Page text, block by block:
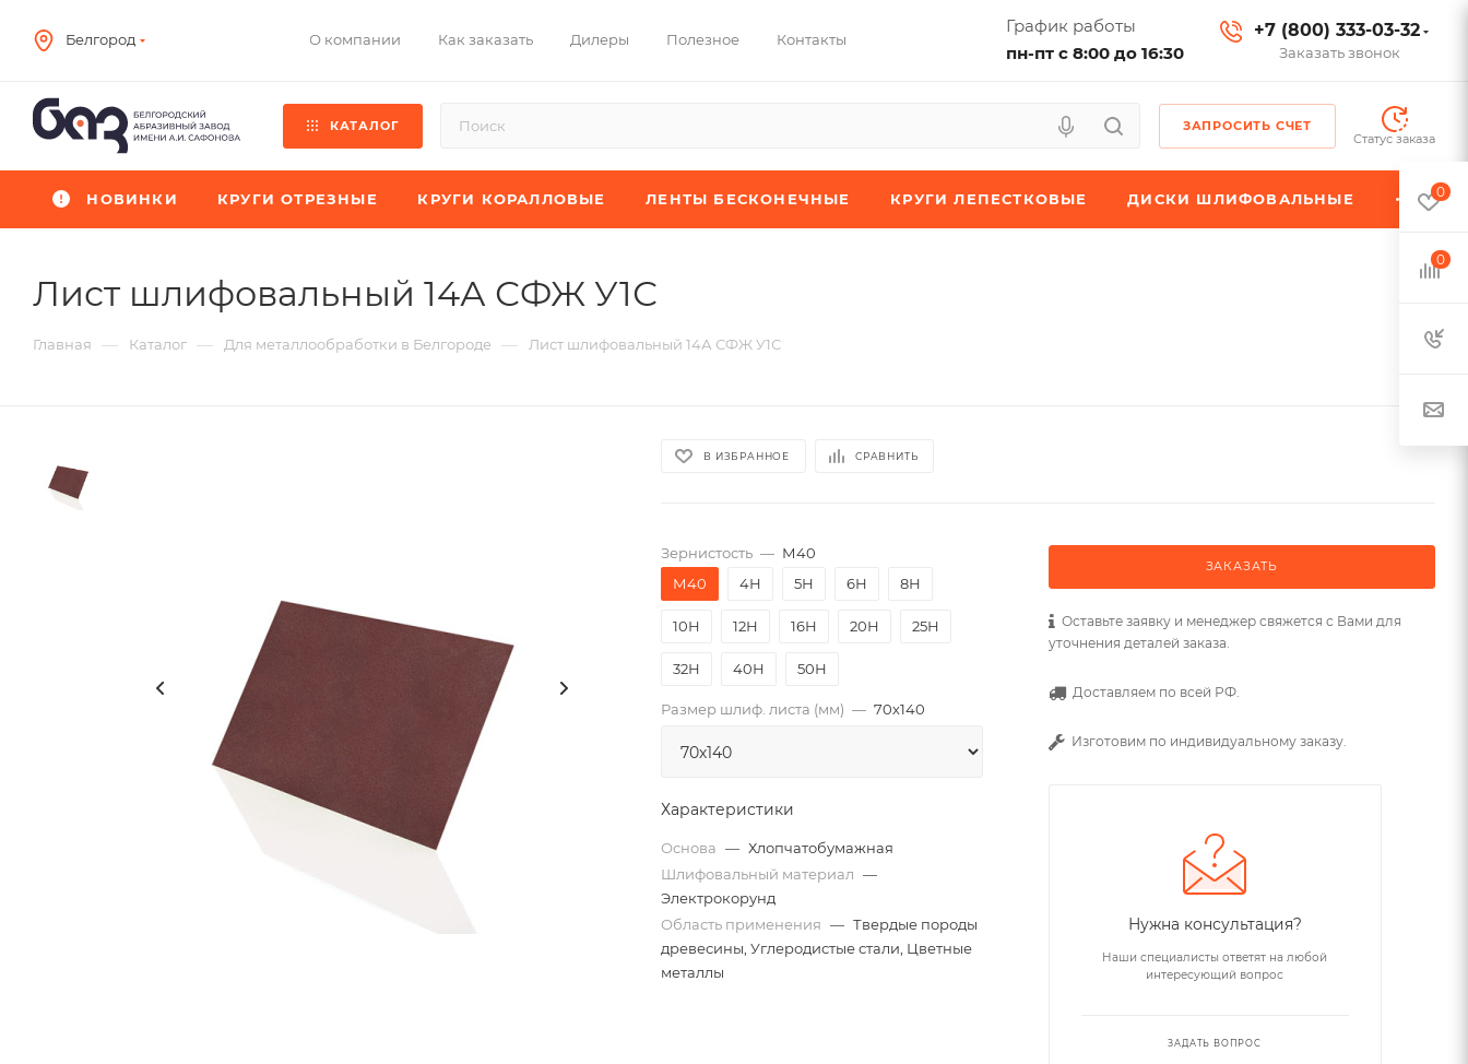
Белгород О компании Как заказать Дилеры Полезное Контакты
График работы
пн-пт с 8:00 до 16:30
+7 (800) 333-03-32
Заказать звонок
КАТАЛОГ
ЗАПРОСИТЬ СЧЕТ
Статус заказа
НОВИНКИ КРУГИ ОТРЕЗНЫЕ КРУГИ КОРАЛЛОВЫЕ ЛЕНТЫ БЕСКОНЕЧНЫЕ КРУГИ ЛЕПЕСТКОВЫЕ ДИСКИ ШЛИФОВАЛЬНЫЕ
Лист шлифовальный 14А СФЖ У1С
Главная — Каталог — Для металлообработки в Белгороде — Лист шлифовальный 14А СФЖ У1С
В ИЗБРАННОЕ СРАВНИТЬ
Зернистость — М40
М40
4Н 5Н 6Н 8Н
10Н 12Н 16Н 20Н 25Н
32Н 40Н 50Н
Размер шлиф. листа (мм) — 70х140
Характеристики
Основа — Хлопчатобумажная
Шлифовальный материал —
Электрокорунд
Область применения — Твердые породы
древесины, Углеродистые стали, Цветные
металлы
ЗАКАЗАТЬ
Оставьте заявку и менеджер свяжется с Вами для
уточнения деталей заказа.
Доставляем по всей РФ.
Изготовим по индивидуальному заказу.
Нужна консультация?
Наши специалисты ответят на любой
интересующий вопрос
ЗАДАТЬ ВОПРОС
0
0